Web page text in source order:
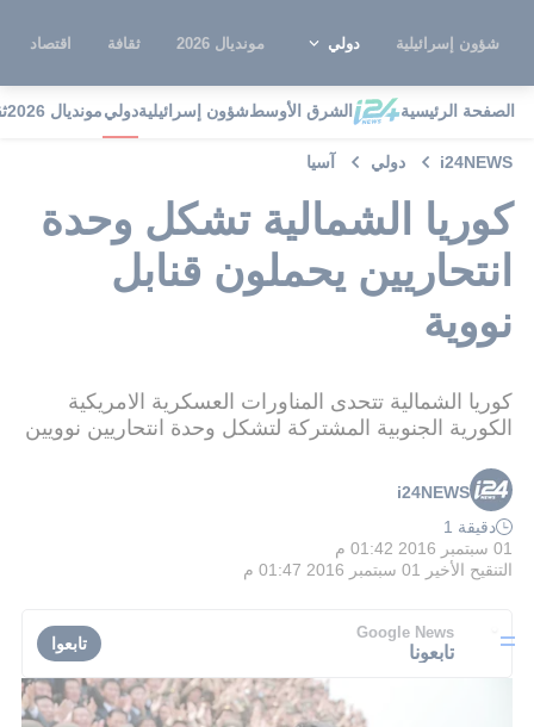
شؤون إسرائيلية دولي مونديال 2026 ثقافة اقتصاد
الصفحة الرئيسية الشرق الأوسطشؤون إسرائيليةدوليمونديال 2026
i24NEWS دولي آسيا
كوريا الشمالية تشكل وحدة
انتحاريين يحملون قنابل
نووية
كوريا الشمالية تتحدى المناورات العسكرية الامريكية
الكورية الجنوبية المشتركة لتشكل وحدة انتحاريين نوويين
i24NEWS
دقيقة 1
01 سبتمبر 2016 01:42 م
التنقيح الأخير
01 سبتمبر 2016 01:47 م
Google News
تابعونا تابعوا